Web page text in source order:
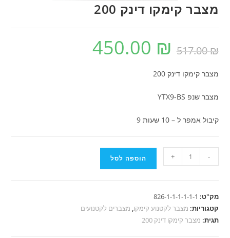
מצבר קימקו דינק 200
517.00₪
המחיר
המקורי
היה: 450.00 ₪ הנוכחי
מצבר קימקו דינק 200
מצבר שנפ YTX9-BS
קיבול אמפר ל – 10 שעות 9
של
דינק
200
-
+ הוספה לסל
מק"ט: 826-1-1-1-1-1-1
קטגוריות: מצבר לקטנוע קימקו, מצברים לקטנועים
תגית: מצבר קימקו דינק 200